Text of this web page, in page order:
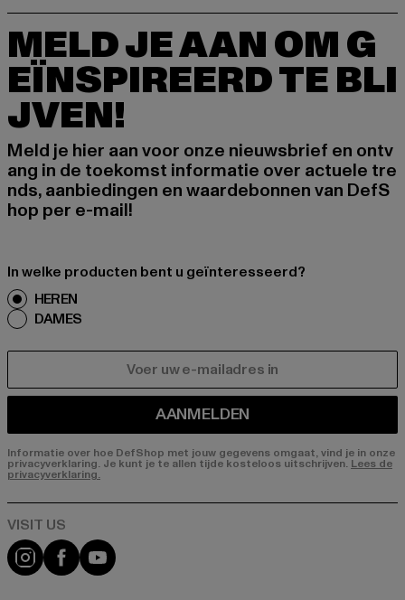
MELD JE AAN OM G
EÏNSPIREERD TE BLI
JVEN!
Meld je hier aan voor onze nieuwsbrief en ontv
ang in de toekomst informatie over actuele tre
nds, aanbiedingen en waardebonnen van DefS
hop per e-mail!
In welke producten bent u geïnteresseerd?
HEREN
DAMES
AANMELDEN
Informatie over hoe DefShop met jouw gegevens omgaat, vind je in onze
privacyverklaring. Je kunt je te allen tijde kosteloos uitschrijven. Lees de
privacyverklaring.
Visit our Instagram page:
Visit our Facebook page:
Visit our YouTube channel: